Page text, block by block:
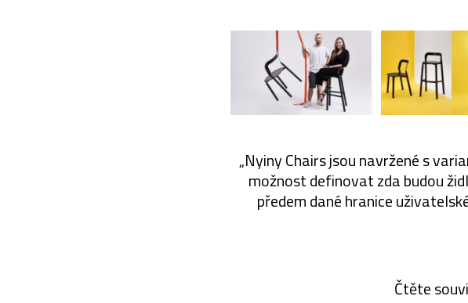
„Nyiny Chairs jsou navržené s
možnost definovat zda budou
předem dané hranice
Čtěte